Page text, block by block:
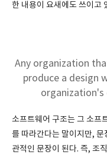
한 내용이 요새에도 쓰이고
Any organization
produce a design
organization's
소프트웨어 구조는 그 소프
를 따라간다는 말이지만,
관적인 문장이 된다. 즉, 조